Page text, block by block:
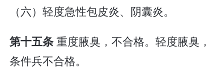
（六）轻度急性包皮炎、阴囊炎。
第十五条重度腋臭，不合格。轻度腋臭，
条件兵不合格。